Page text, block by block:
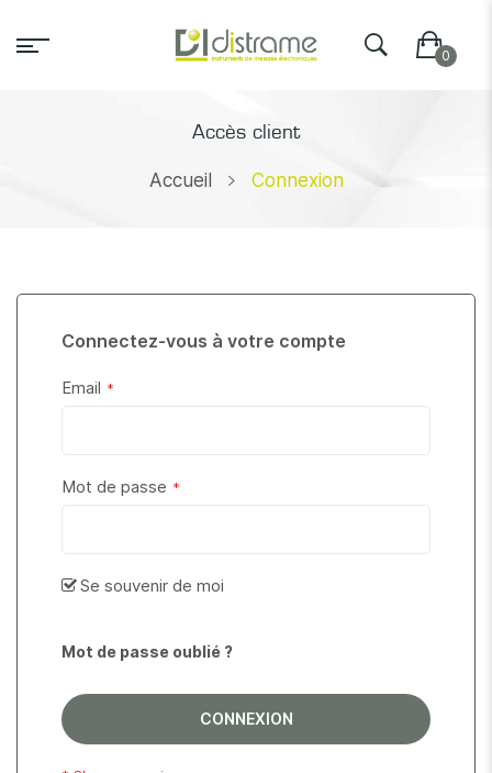
Accès client
Accueil Connexion
Connectez-vous à votre compte
Email
Mot de passe
Se souvenir de moi
Mot de passe oublié ?
CONNEXION